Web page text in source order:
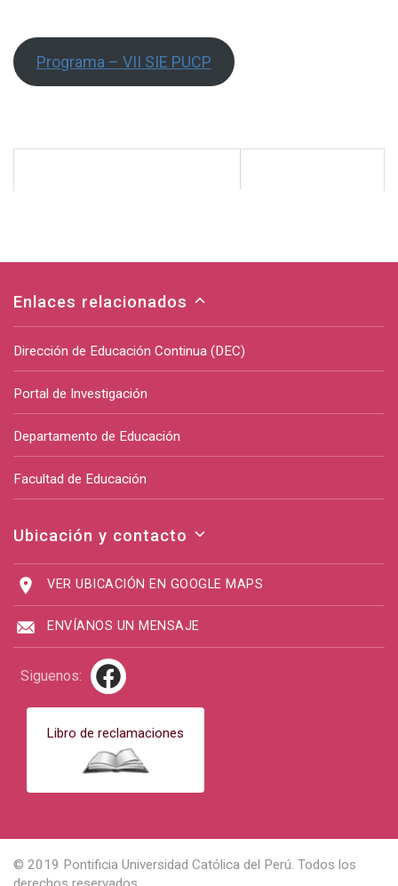
Programa – VII SIE PUCP
Enlaces relacionados
Dirección de Educación Continua (DEC)
Portal de Investigación
Departamento de Educación
Facultad de Educación
Ubicación y contacto
VER UBICACIÓN EN GOOGLE MAPS
ENVÍANOS UN MENSAJE
Siguenos:
Libro de reclamaciones
© 2019 Pontificia Universidad Católica del Perú. Todos los